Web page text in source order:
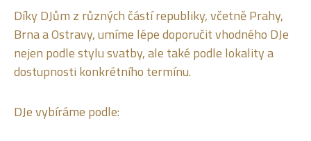
Díky DJům z různých částí republiky, včetně Prahy,
Brna a Ostravy, umíme lépe doporučit vhodného DJe
nejen podle stylu svatby, ale také podle lokality a
dostupnosti konkrétního termínu.
DJe vybíráme podle: